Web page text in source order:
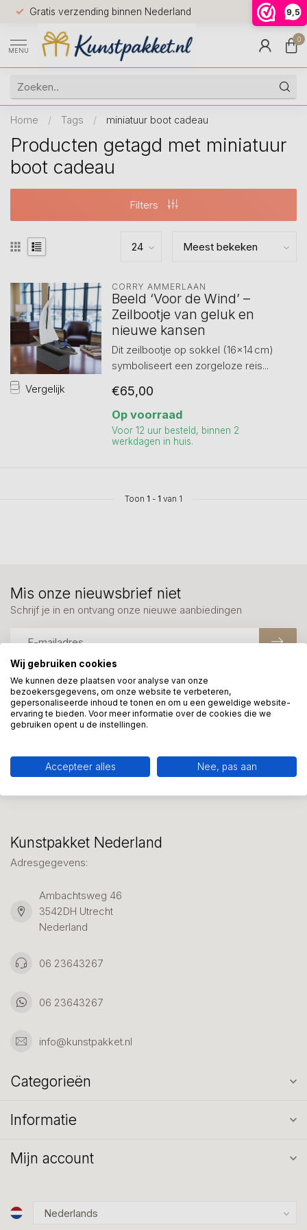
9,5
Gratis verzending binnen Nederland
Voor
huis
9.5
MENU
0
Home / Tags / miniatuur boot cadeau
Producten getagd met miniatuur
boot cadeau
Filters
Vergelijk
CORRY AMMERLAAN
Beeld ‘Voor de Wind’ –
Zeilbootje van geluk en
nieuwe kansen
Dit zeilbootje op sokkel (16×14 cm)
symboliseert een zorgeloze reis...
€65,00
Op voorraad
Voor 12 uur besteld, binnen 2
werkdagen in huis.
Toon 1 - 1 van 1
Meer informatie?
We helpen graag met uw keuze of geven advies, bel of app
ons 7 dagen per week: 06-23643267
Klantenservice
Mis onze nieuwsbrief niet
Schrijf je in en ontvang onze nieuwe aanbiedingen
Kunstpakket Nederland
Adresgegevens:
Ambachtsweg 46
3542DH Utrecht
Nederland
06 23643267
06 23643267
info@kunstpakket.nl
Categorieën
Informatie
Mijn account
Wij gebruiken cookies
We kunnen deze plaatsen voor analyse van onze
bezoekersgegevens, om onze website te verbeteren,
gepersonaliseerde inhoud te tonen en om u een geweldige website-
ervaring te bieden. Voor meer informatie over de cookies die we
gebruiken opent u de instellingen.
Accepteer alles Nee, pas aan